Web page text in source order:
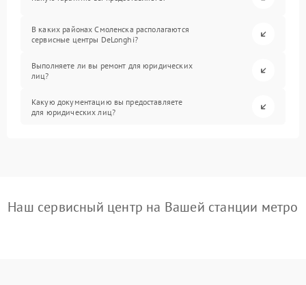
В каких районах Смоленска располагаются
сервисные центры DeLonghi?
Выполняете ли вы ремонт для юридических
лиц?
Какую документацию вы предоставляете
для юридических лиц?
Наш сервисный центр на Вашей станции метро